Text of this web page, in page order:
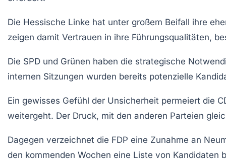
Die Hessische Linke hat unter großem Beifall ihre
zeigen damit Vertrauen in ihre Führungsqualitäten,
Die SPD und Grünen haben die strategische
internen Sitzungen wurden bereits potenzielle
Ein gewisses Gefühl der Unsicherheit permeiert die
weitergeht. Der Druck, mit den anderen Parteien
Dagegen verzeichnet die FDP eine Zunahme an
den kommenden Wochen eine Liste von Kandidaten